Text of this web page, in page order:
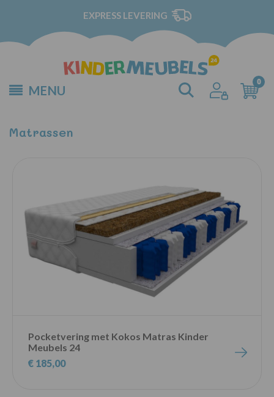
EXPRESS LEVERING
MENU
Matrassen
Pocketvering met Kokos Matras Kinder
Meubels 24
€ 185,00